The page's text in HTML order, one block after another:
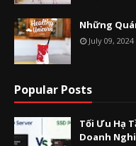
Những
July 09, 2024
Popular Posts
Tối Ưu Hạ
Doanh